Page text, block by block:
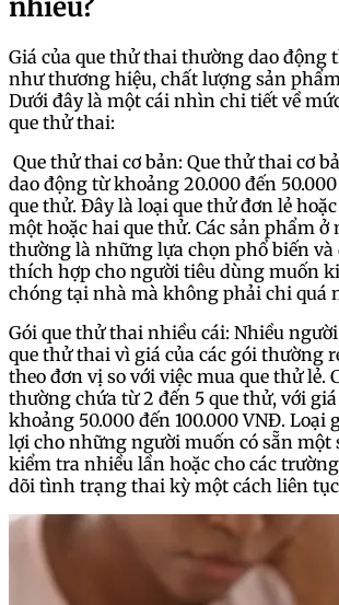
nhiêu?
Giá của que thử thai thường dao động
như thương hiệu, chất lượng sản
Dưới đây là một cái nhìn chi tiết về
que thử thai:
Que thử thai cơ bản: Que thử thai cơ
dao động từ khoảng 20.000 đến
que thử. Đây là loại que thử đơn lẻ
một hoặc hai que thử. Các sản phẩm ở
thường là những lựa chọn phổ biến và
thích hợp cho người tiêu dùng muốn
chóng tại nhà mà không phải chi quá
Gói que thử thai nhiều cái: Nhiều
que thử thai vì giá của các gói thường
theo đơn vị so với việc mua que thử lẻ.
thường chứa từ 2 đến 5 que thử, với
khoảng 50.000 đến 100.000 VNĐ. Loại
lợi cho những người muốn có sẵn một
kiểm tra nhiều lần hoặc cho các
dõi tình trạng thai kỳ một cách liên